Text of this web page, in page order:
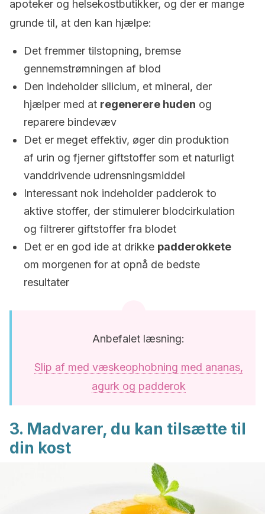
apoteker og helsekostbutikker, og der er mange
grunde til, at den kan hjælpe:
Det fremmer tilstopning, bremse
gennemstrømningen af blod
Den indeholder silicium, et mineral, der
hjælper med at regenerere huden og
reparere bindevæv
Det er meget effektiv, øger din produktion
af urin og fjerner giftstoffer som et naturligt
vanddrivende udrensningsmiddel
Interessant nok indeholder padderok to
aktive stoffer, der stimulerer blodcirkulation
og filtrerer giftstoffer fra blodet
Det er en god ide at drikke padderokkete
om morgenen for at opnå de bedste
resultater
Anbefalet læsning:
Slip af med væskeophobning med ananas,
agurk og padderok
3. Madvarer, du kan tilsætte til
din kost